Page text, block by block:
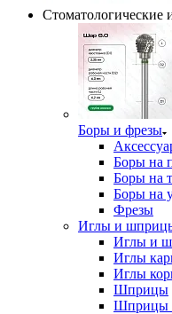
Стоматологические
Боры и фрезы
Боры на
Боры на
Боры на
Фрезы
Иглы и
Иглы и
Иглы
Иглы
Шприцы
Шприцы